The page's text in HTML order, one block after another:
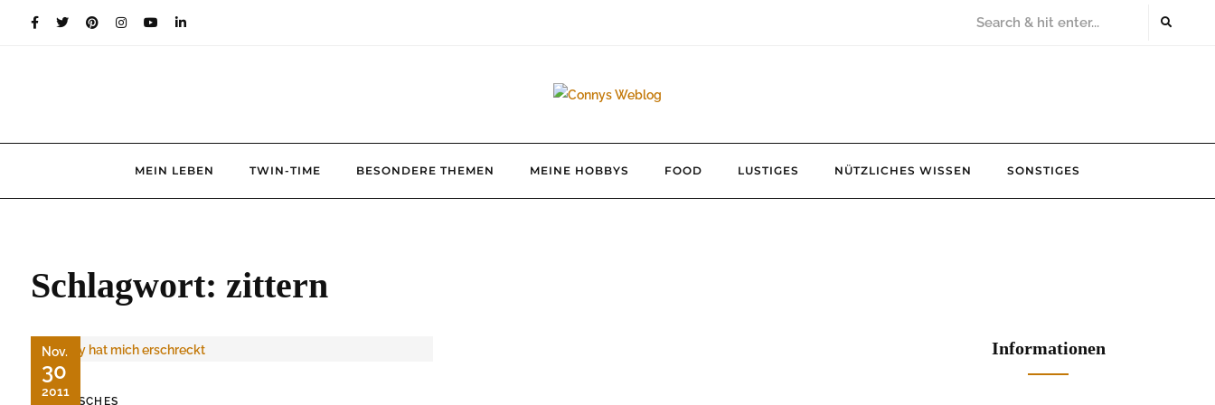
MEIN LEBEN TWIN-TIME BESONDERE THEMEN MEINE HOBBYS FOOD LUSTIGES NÜTZLICHES WISSEN SONSTIGES
Schlagwort: zittern
Nov.
30
2011
TIERISCHES
Informationen